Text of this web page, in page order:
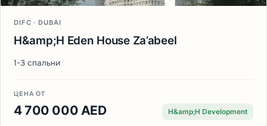
DIFC · DUBAI
H&amp;H Eden House Za’abeel
1-3 спальни
ЦЕНА ОТ
4 700 000 AED H&amp;H Development